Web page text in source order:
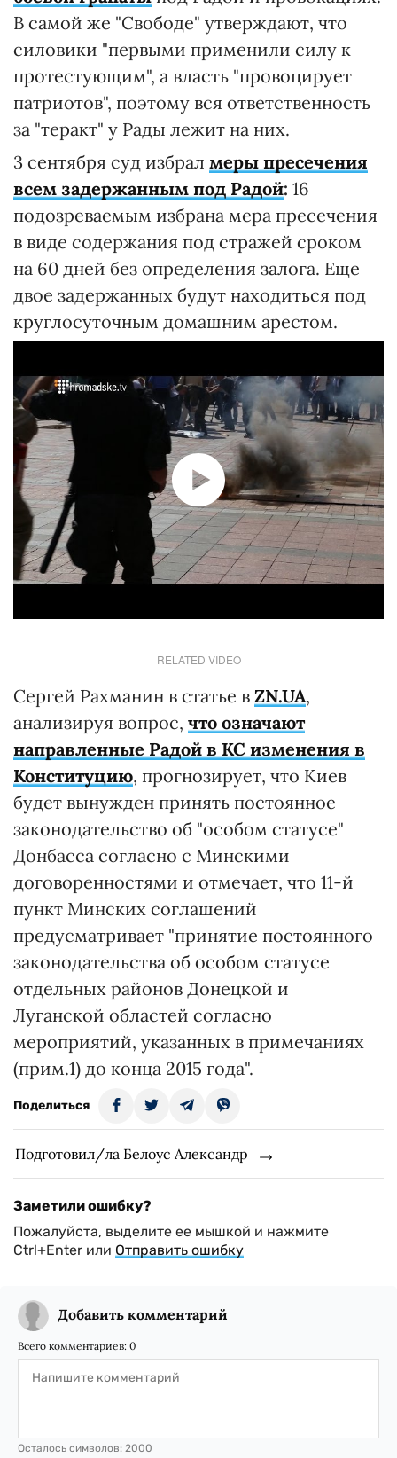
В самой же "Свободе" утверждают, что
силовики "первыми применили силу к
протестующим", а власть "провоцирует
патриотов", поэтому вся ответственность
за "теракт" у Рады лежит на них.
3 сентября суд избрал меры пресечения
всем задержанным под Радой: 16
подозреваемым избрана мера пресечения
в виде содержания под стражей сроком
на 60 дней без определения залога. Еще
двое задержанных будут находиться под
круглосуточным домашним арестом.
RELATED VIDEO
Сергей Рахманин в статье в ZN.UA,
анализируя вопрос, что означают
направленные Радой в КС изменения в
Конституцию, прогнозирует, что Киев
будет вынужден принять постоянное
законодательство об "особом статусе"
Донбасса согласно с Минскими
договоренностями и отмечает, что 11-й
пункт Минских соглашений
предусматривает "принятие постоянного
законодательства об особом статусе
отдельных районов Донецкой и
Луганской областей согласно
мероприятий, указанных в примечаниях
(прим.1) до конца 2015 года".
Поделиться
Подготовил/ла Белоус Александр
Заметили ошибку?
Пожалуйста, выделите ее мышкой и нажмите
Ctrl+Enter или Отправить ошибку
Добавить комментарий
Всего комментариев: 0
Осталось символов: 2000